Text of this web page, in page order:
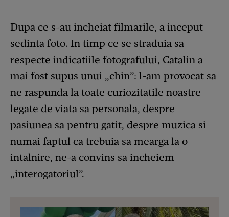
Dupa ce s-au incheiat filmarile, a inceput
sedinta foto. In timp ce se straduia sa
respecte indicatiile fotografului, Catalin a
mai fost supus unui „chin”: l-am provocat sa
ne raspunda la toate curiozitatile noastre
legate de viata sa personala, despre
pasiunea sa pentru gatit, despre muzica si
numai faptul ca trebuia sa mearga la o
intalnire, ne-a convins sa incheiem
„interogatoriul”.